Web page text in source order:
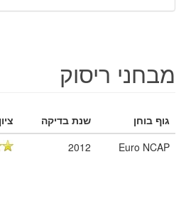
מבחני ריסוק
גוף בוחן שנת בדיקה
Euro NCAP
2012